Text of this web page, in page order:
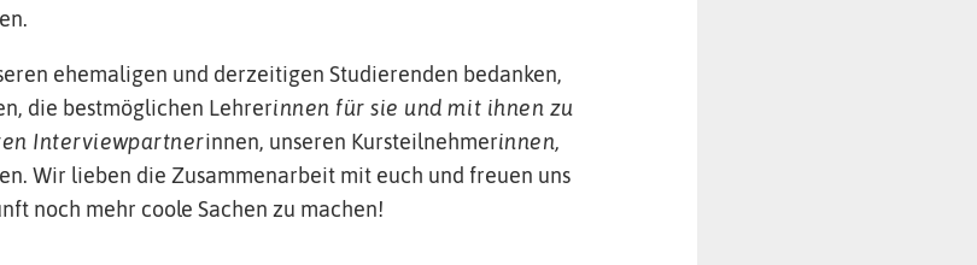
ehemaligen und derzeitigen Studierenden bedanken,
die bestmöglichen Lehrerinnen für sie und mit ihnen zu
Interviewpartnerinnen, unseren Kursteilnehmerinnen,
Wir lieben die Zusammenarbeit mit euch und freuen uns
noch mehr coole Sachen zu machen!